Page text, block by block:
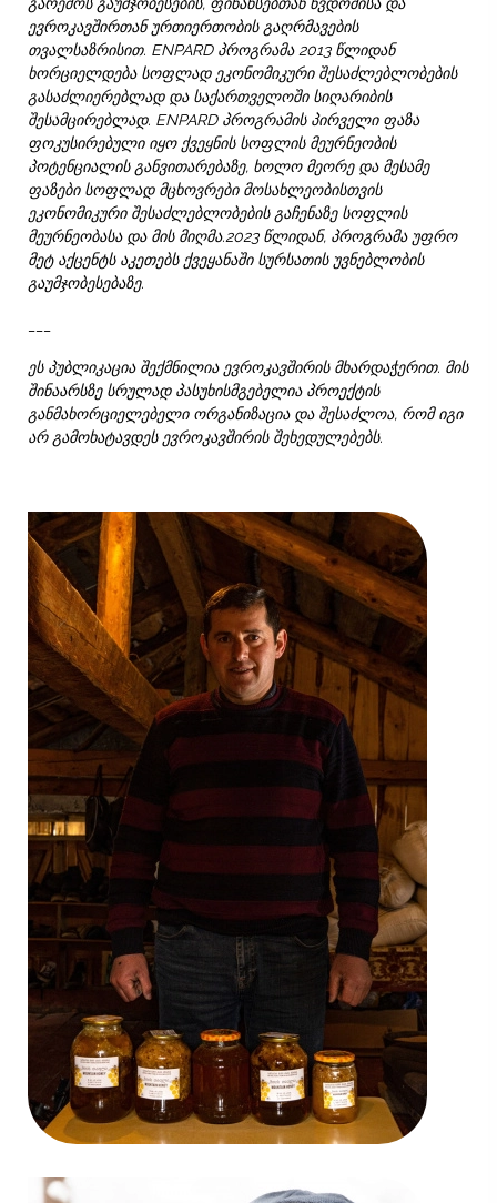
გარემოს გაუმჯობესების, ფინანსებთან წვდომისა და
ევროკავშირთან ურთიერთობის გაღრმავების
თვალსაზრისით. ENPARD პროგრამა 2013 წლიდან
ხორციელდება სოფლად ეკონომიკური შესაძლებლობების
გასაძლიერებლად და საქართველოში სიღარიბის
შესამცირებლად. ENPARD პროგრამის პირველი ფაზა
ფოკუსირებული იყო ქვეყნის სოფლის მეურნეობის
პოტენციალის განვითარებაზე, ხოლო მეორე და მესამე
ფაზები სოფლად მცხოვრები მოსახლეობისთვის
ეკონომიკური შესაძლებლობების გაჩენაზე სოფლის
მეურნეობასა და მის მიღმა.2023 წლიდან, პროგრამა უფრო
მეტ აქცენტს აკეთებს ქვეყანაში სურსათის უვნებლობის
გაუმჯობესებაზე.
ეს პუბლიკაცია შექმნილია ევროკავშირის მხარდაჭერით. მის
შინაარსზე სრულად პასუხისმგებელია პროექტის
განმახორციელებელი ორგანიზაცია და შესაძლოა, რომ იგი
არ გამოხატავდეს ევროკავშირის შეხედულებებს.